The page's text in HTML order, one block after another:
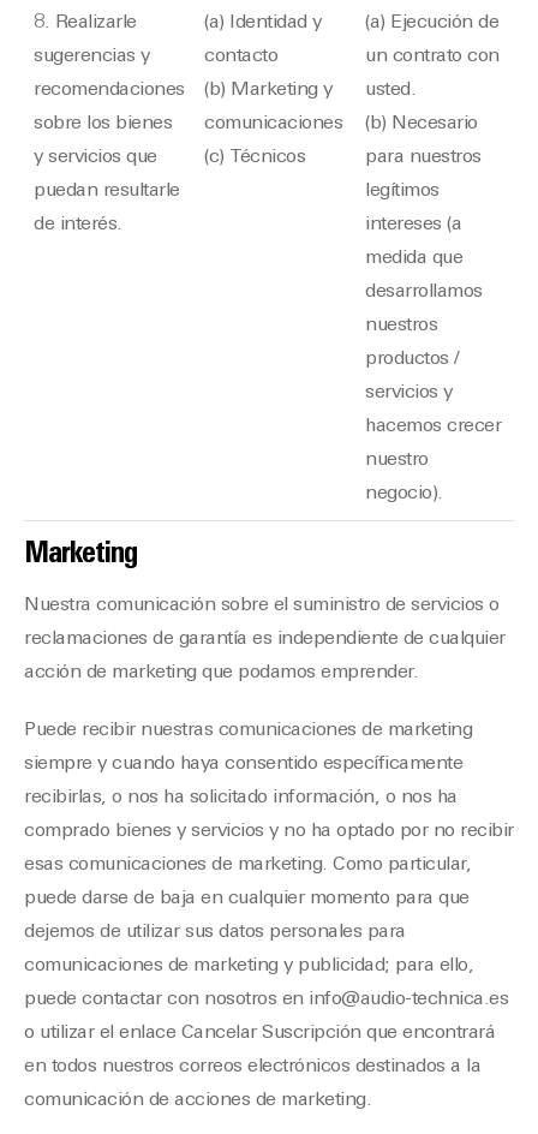
8. Realizarle
sugerencias y
recomendaciones
sobre los bienes
y servicios que
puedan resultarle
de interés.
(a) Identidad y
contacto
(b) Marketing y
comunicaciones
(c) Técnicos
(a) Ejecución de
un contrato con
usted.
(b) Necesario
para nuestros
legítimos
intereses (a
medida que
desarrollamos
nuestros
productos /
servicios y
hacemos crecer
nuestro
negocio).
Marketing
Nuestra comunicación sobre el suministro de servicios o
reclamaciones de garantía es independiente de cualquier
acción de marketing que podamos emprender.
Puede recibir nuestras comunicaciones de marketing
siempre y cuando haya consentido específicamente
recibirlas, o nos ha solicitado información, o nos ha
comprado bienes y servicios y no ha optado por no recibir
esas comunicaciones de marketing. Como particular,
puede darse de baja en cualquier momento para que
dejemos de utilizar sus datos personales para
comunicaciones de marketing y publicidad; para ello,
puede contactar con nosotros en info@audio-technica.es
o utilizar el enlace Cancelar Suscripción que encontrará
en todos nuestros correos electrónicos destinados a la
comunicación de acciones de marketing.